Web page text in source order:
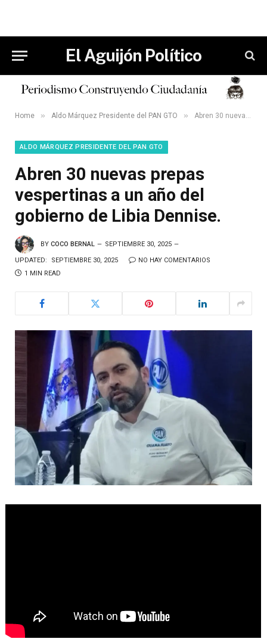
El Aguijón Político
Home » Aldo Márquez Presidente del PAN GTO » Abren 30 nuevas prepas vespertinas a un año del gobierno de Libia Dennise.
ALDO MÁRQUEZ PRESIDENTE DEL PAN GTO
Abren 30 nuevas prepas
vespertinas a un año del
gobierno de Libia Dennise.
BY COCO BERNAL SEPTIEMBRE 30, 2025
UPDATED: SEPTIEMBRE 30, 2025
NO HAY COMENTARIOS
1 MIN READ